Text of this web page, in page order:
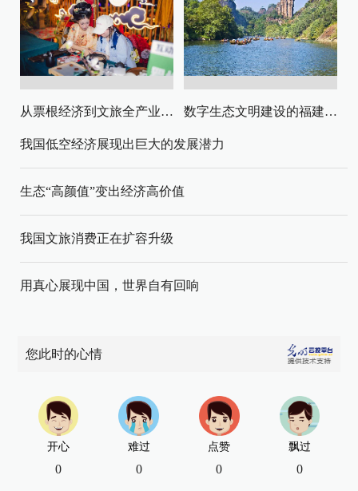
从票根经济到文旅全产业链升级 数字生态文明建设的福建路径与启示
我国低空经济展现出巨大的发展潜力
生态“高颜值”变出经济高价值
我国文旅消费正在扩容升级
用真心展现中国，世界自有回响
您此时的心情
开心
0
难过
0
点赞
0
飘过
0